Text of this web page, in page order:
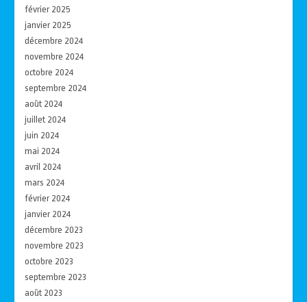
février 2025
janvier 2025
décembre 2024
novembre 2024
octobre 2024
septembre 2024
août 2024
juillet 2024
juin 2024
mai 2024
avril 2024
mars 2024
février 2024
janvier 2024
décembre 2023
novembre 2023
octobre 2023
septembre 2023
août 2023